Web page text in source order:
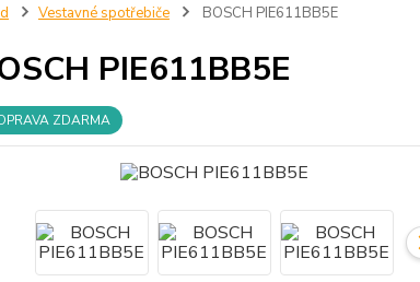
Vestavné spotřebiče BOSCH PIE611BB5E
PIE611BB5E
ZDARMA